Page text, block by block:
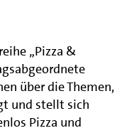
„Pizza &
über die Themen,
und stellt sich
Pizza und